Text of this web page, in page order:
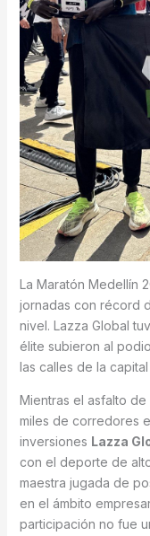
La Maratón Medellín
jornadas con récord
nivel. Lazza Global
élite subieron al
las calles de la
Mientras el asfalto
miles de corredores
inversiones Lazza
con el deporte de
maestra jugada de
en el ámbito
participación no fue